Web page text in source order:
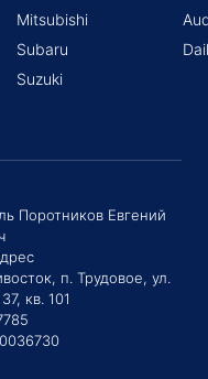
Mitsubishi
Subaru
Suzuki
Поротников Евгений
п. Трудовое, ул.
кв. 101